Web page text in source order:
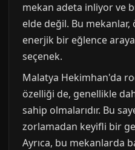
mekan adeta inliyor ve
elde değil. Bu
enerjik bir eğlence
seçenek.
Malatya Hekimhan'da
özelliği de, genellikle
sahip olmalarıdır. Bu
zorlamadan keyifli bir
Ayrıca, bu mekanlarda